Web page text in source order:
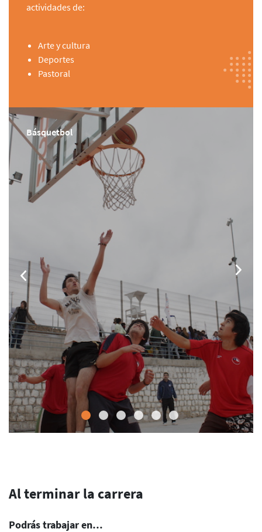
actividades de:
Arte y cultura
Deportes
Pastoral
Básquetbol
Al terminar la carrera
Podrás trabajar en…